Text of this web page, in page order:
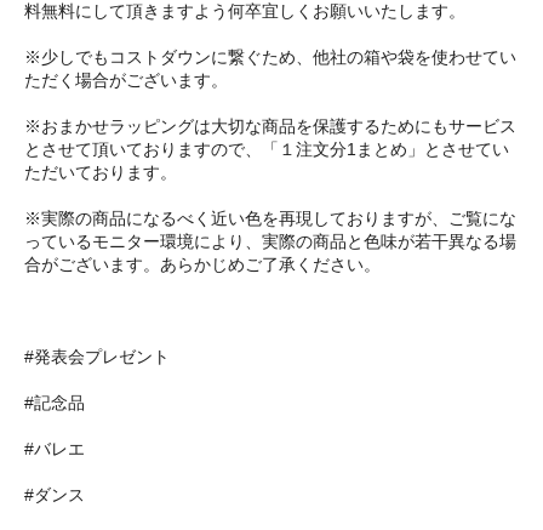
料無料にして頂きますよう何卒宜しくお願いいたします。
※少しでもコストダウンに繋ぐため、他社の箱や袋を使わせてい
ただく場合がございます。
※おまかせラッピングは大切な商品を保護するためにもサービス
とさせて頂いておりますので、「１注文分1まとめ」とさせてい
ただいております。
※実際の商品になるべく近い色を再現しておりますが、ご覧にな
っているモニター環境により、実際の商品と色味が若干異なる場
合がございます。あらかじめご了承ください。
#発表会プレゼント
#記念品
#バレエ
#ダンス